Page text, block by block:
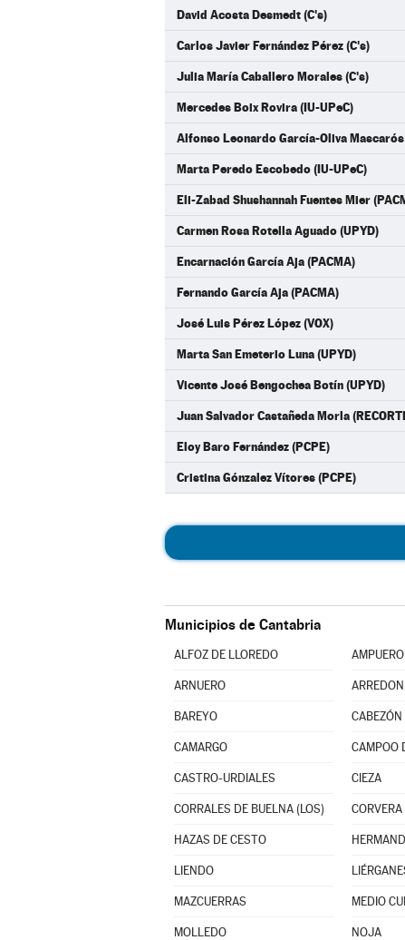
David Acosta Desmedt (C's)
Carlos Javier Fernández Pérez (C's)
Julia María Caballero Morales (C's)
Mercedes Boix Rovira (IU-UPeC)
Alfonso Leonardo García-Oliva Mascarós
Marta Peredo Escobedo (IU-UPeC)
Eli-Zabad Shushannah Fuentes Mier
Carmen Rosa Rotella Aguado (UPYD)
Encarnación García Aja (PACMA)
Fernando García Aja (PACMA)
José Luis Pérez López (VOX)
Marta San Emeterio Luna (UPYD)
Vicente José Bengochea Botín (UPYD)
Juan Salvador Castañeda Morla
Eloy Baro Fernández (PCPE)
Cristina Gónzalez Vítores (PCPE)
Municipios de Cantabria
ALFOZ DE LLOREDO AMPUERO
ARNUERO
BAREYO
CAMARGO CAMPOO
CASTRO-URDIALES CIEZA
CORRALES DE BUELNA (LOS)
HAZAS DE CESTO
LIENDO
MAZCUERRAS MEDIO
MOLLEDO NOJA